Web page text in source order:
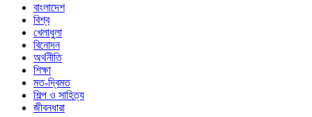
বাংলাদেশ
বিশ্ব
খেলাধুলা
বিনোদন
অর্থনীতি
শিক্ষা
মত-দ্বিমত
শিল্প ও সাহিত্য
জীবনধারা